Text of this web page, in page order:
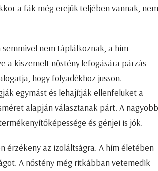
a fák még erejük teljében vannak, nem
nem táplálkoznak, a hím
a kiszemelt nőstény lefogására párzás
hogy folyadékhoz jusson.
egymást és lehajítják ellenfelüket a
alapján választanak párt. A nagyobb
és génjei is jók.
érzékeny az izoláltságra. A hím életében
A nőstény még ritkábban vetemedik